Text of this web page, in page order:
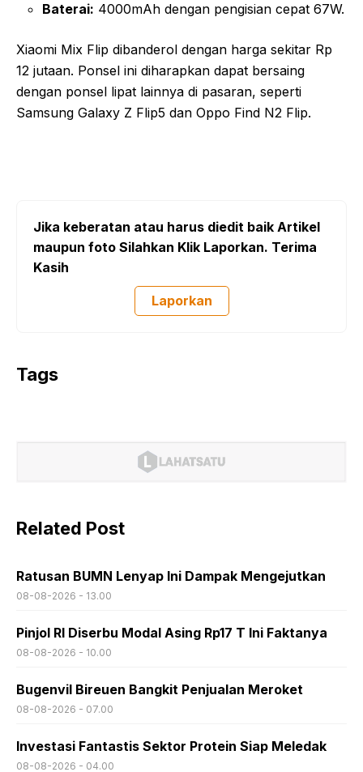
Baterai: 4000mAh dengan pengisian cepat 67W.
Xiaomi Mix Flip dibanderol dengan harga sekitar Rp
12 jutaan. Ponsel ini diharapkan dapat bersaing
dengan ponsel lipat lainnya di pasaran, seperti
Samsung Galaxy Z Flip5 dan Oppo Find N2 Flip.
Jika keberatan atau harus diedit baik Artikel
maupun foto Silahkan Klik Laporkan. Terima
Kasih
Laporkan
Tags
Related Post
Ratusan BUMN Lenyap Ini Dampak Mengejutkan
08-08-2026 - 13.00
Pinjol RI Diserbu Modal Asing Rp17 T Ini Faktanya
08-08-2026 - 10.00
Bugenvil Bireuen Bangkit Penjualan Meroket
08-08-2026 - 07.00
Investasi Fantastis Sektor Protein Siap Meledak
08-08-2026 - 04.00